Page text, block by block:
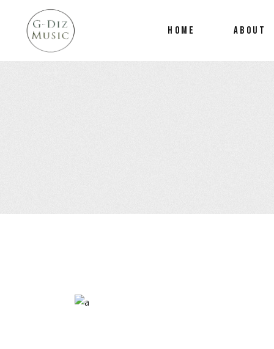
HOME ABOUT